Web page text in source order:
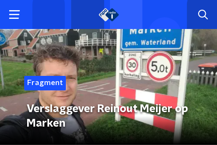
Fragment
Verslaggever Reinout Meijer op
Marken